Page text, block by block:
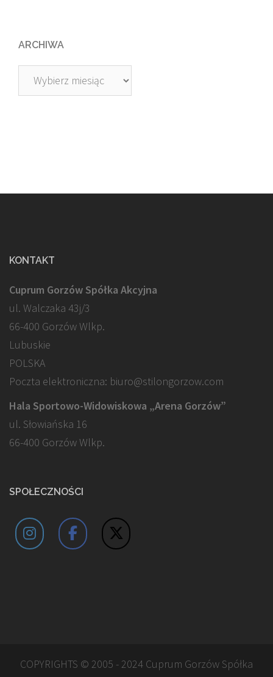
ARCHIWA
Archiwa
KONTAKT
Cuprum Gorzów Spółka Akcyjna
ul. Walczaka 43j/3
66-400 Gorzów Wlkp.
Lubuskie
POLSKA
Poczta elektroniczna: biuro@stilongorzow.com
Hala Sportowo-Widowiskowa „Arena Gorzów”
ul. Słowiańska 16
66-400 Gorzów Wlkp.
SPOŁECZNOŚCI
COPYRIGHTS © 2005 - 2024 Cuprum Gorzów Spółka